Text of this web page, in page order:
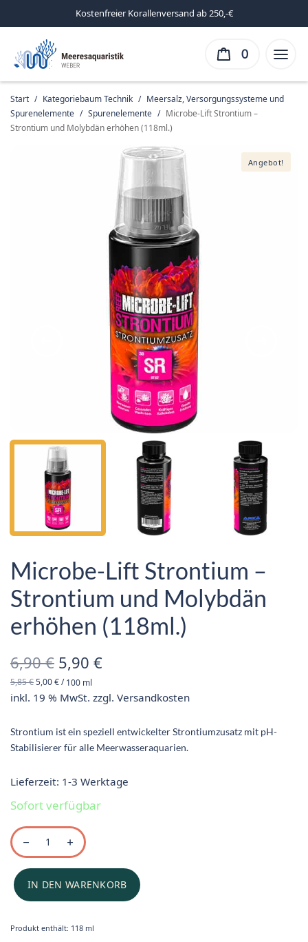
Kostenfreier Korallenversand ab 250,-€
0
Start / Kategoriebaum Technik / Meersalz, Versorgungssysteme und
Spurenelemente / Spurenelemente / Microbe-Lift Strontium –
Strontium und Molybdän erhöhen (118ml.)
Angebot!
Microbe-Lift Strontium –
Strontium und Molybdän
erhöhen (118ml.)
6,90€ Ursprünglicher
Preis war:
5,90€
5,85€5,00€/100 ml
inkl. 19 % MwSt. zzgl.Versandkosten
Strontium ist ein speziell entwickelter Strontiumzusatz mit pH-
Stabilisierer für alle Meerwasseraquarien.
Lieferzeit: 1-3 Werktage
Sofort verfügbar
IN DEN WARENKORB
Produkt enthält: 118 ml